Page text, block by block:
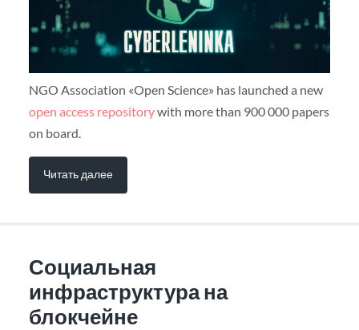
NGO Association «Open Science» has launched a new
open access repositorywith more than 900 000 papers
on board.
Читать далее
Социальная
инфраструктура на
блокчейне